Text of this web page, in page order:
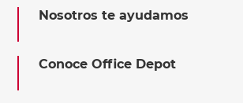
Nosotros te ayudamos
Conoce Office Depot